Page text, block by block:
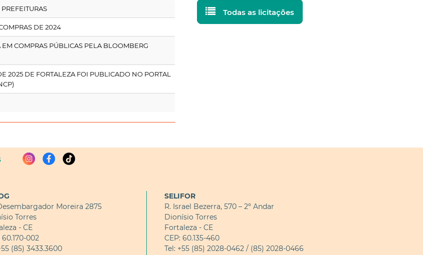
DE 2024
COMPRAS PÚBLICAS PELA BLOOMBERG
2025 DE FORTALEZA FOI PUBLICADO NO PORTAL
Todas as licitações
Moreira 2875
Torres
- CE
60.170-002
(85) 3433.3600
SELIFOR
R. Israel Bezerra, 570 – 2º Andar
Dionísio Torres
Fortaleza - CE
CEP: 60.135-460
Tel: +55 (85) 2028-0462 / (85) 2028-0466